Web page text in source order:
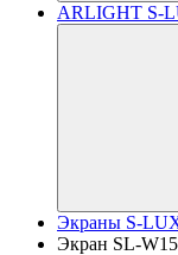
ARLIGHT S-
Экраны S-
Экран SL-